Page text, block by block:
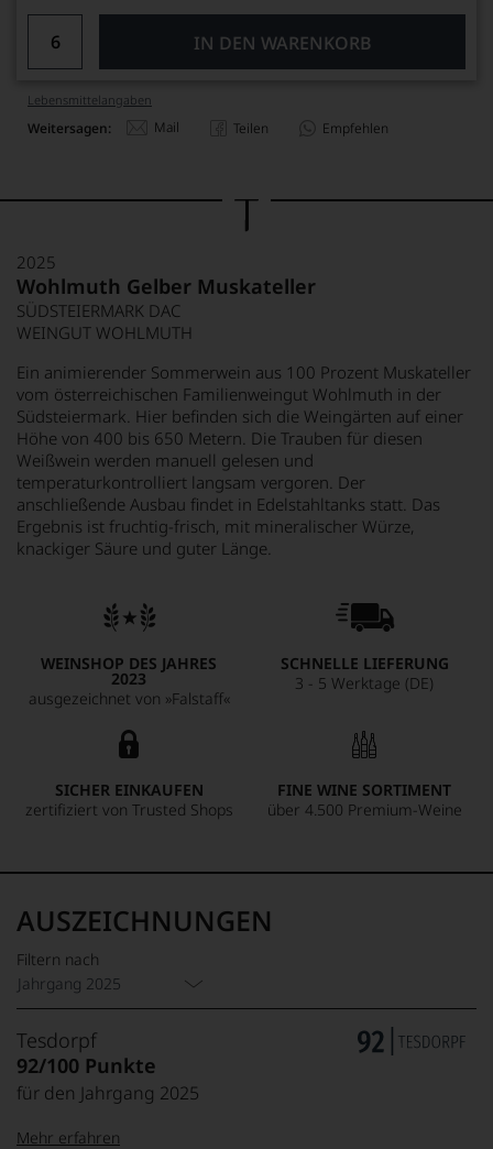
IN DEN WARENKORB
Lebensmittel­angaben
Weitersagen: Mail Teilen Empfehlen
2025
Wohlmuth Gelber Muskateller
SÜDSTEIERMARK DAC
WEINGUT WOHLMUTH
Ein animierender Sommerwein aus 100 Prozent Muskateller
vom österreichischen Familienweingut Wohlmuth in der
Südsteiermark. Hier befinden sich die Weingärten auf einer
Höhe von 400 bis 650 Metern. Die Trauben für diesen
Weißwein werden manuell gelesen und
temperaturkontrolliert langsam vergoren. Der
anschließende Ausbau findet in Edelstahltanks statt. Das
Ergebnis ist fruchtig-frisch, mit mineralischer Würze,
knackiger Säure und guter Länge.
WEINSHOP DES JAHRES
2023
ausgezeichnet von »Falstaff«
SCHNELLE LIEFERUNG
3 - 5 Werktage (DE)
SICHER EINKAUFEN
zertifiziert von Trusted Shops
FINE WINE SORTIMENT
über 4.500 Premium-Weine
AUSZEICHNUNGEN
Filtern nach
Jahrgang 2025
Tesdorpf
92/100 Punkte
für den Jahrgang 2025
Mehr erfahren